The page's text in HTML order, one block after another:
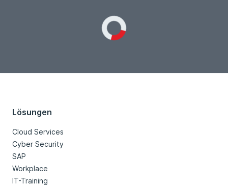
Lösungen
Cloud Services
Cyber Security
SAP
Workplace
IT-Training